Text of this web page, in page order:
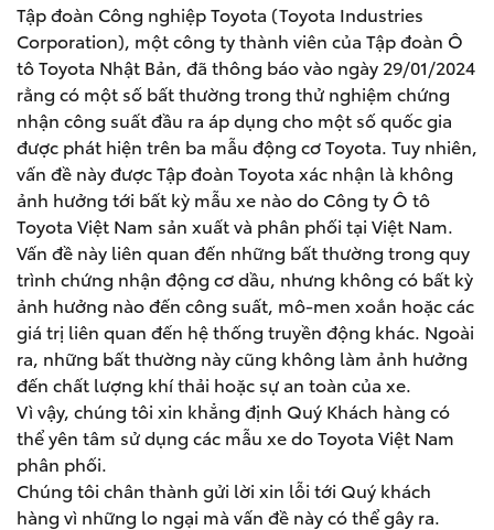
Tập đoàn Công nghiệp Toyota (Toyota Industries
Corporation), một công ty thành viên của Tập đoàn Ô
tô Toyota Nhật Bản, đã thông báo vào ngày 29/01/2024
rằng có một số bất thường trong thử nghiệm chứng
nhận công suất đầu ra áp dụng cho một số quốc gia
được phát hiện trên ba mẫu động cơ Toyota. Tuy nhiên,
vấn đề này được Tập đoàn Toyota xác nhận là không
ảnh hưởng tới bất kỳ mẫu xe nào do Công ty Ô tô
Toyota Việt Nam sản xuất và phân phối tại Việt Nam.
Vấn đề này liên quan đến những bất thường trong quy
trình chứng nhận động cơ dầu, nhưng không có bất kỳ
ảnh hưởng nào đến công suất, mô-men xoắn hoặc các
giá trị liên quan đến hệ thống truyền động khác. Ngoài
ra, những bất thường này cũng không làm ảnh hưởng
đến chất lượng khí thải hoặc sự an toàn của xe.
Vì vậy, chúng tôi xin khẳng định Quý Khách hàng có
thể yên tâm sử dụng các mẫu xe do Toyota Việt Nam
phân phối.
Chúng tôi chân thành gửi lời xin lỗi tới Quý khách
hàng vì những lo ngại mà vấn đề này có thể gây ra.